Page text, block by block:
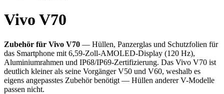
Vivo V70
Zubehör für Vivo V70 — Hüllen, Panzerglas und Schutzfolien für
das Smartphone mit 6,59-Zoll-AMOLED-Display (120 Hz),
Aluminiumrahmen und IP68/IP69-Zertifizierung. Das Vivo V70 ist
deutlich kleiner als seine Vorgänger V50 und V60, weshalb es
eigens angepasstes Zubehör benötigt — Hüllen anderer V-Modelle
passen nicht.